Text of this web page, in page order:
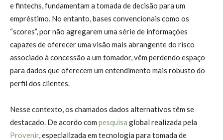
e fintechs, fundamentam a tomada de decisão para um
empréstimo. No entanto, bases convencionais como os
“scores”, por não agregarem uma série de informações
capazes de oferecer uma visão mais abrangente do risco
associado à concessão a um tomador, vêm perdendo espaço
para dados que oferecem um entendimento mais robusto do
perfil dos clientes.
Nesse contexto, os chamados dados alternativos têm se
destacado. De acordo com pesquisa global realizada pela
Provenir, especializada em tecnologia para tomada de